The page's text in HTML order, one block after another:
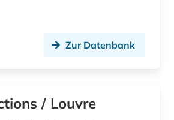
Zur Datenbank
/ Louvre